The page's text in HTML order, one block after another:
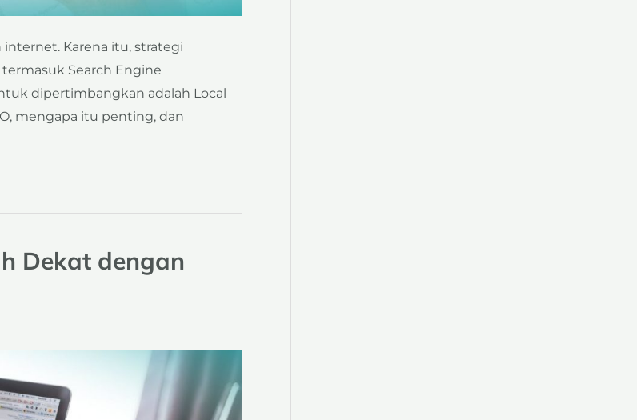
Karena itu, strategi
Search Engine
dipertimbangkan adalah Local
mengapa itu penting, dan
Dekat dengan